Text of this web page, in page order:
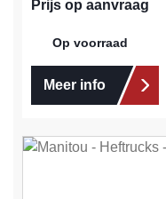
Prijs op aanvraag
Op voorraad
Meer info